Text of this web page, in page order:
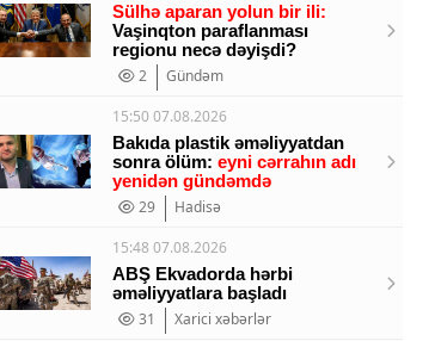
Sülhə aparan yolun bir ili:
Vaşinqton paraflanması
regionu necə dəyişdi?
2
Gündəm
15:50 07.08.2026
Bakıda plastik əməliyyatdan
sonra ölüm: eyni cərrahın adı
yenidən gündəmdə
29
Hadisə
15:48 07.08.2026
ABŞ Ekvadorda hərbi
əməliyyatlara başladı
31
Xarici xəbərlər